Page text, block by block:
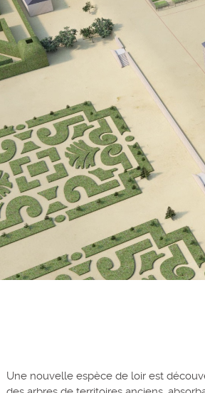
Une nouvelle espèce de loir est